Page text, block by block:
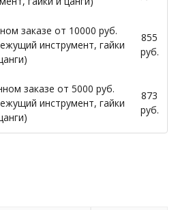
заказе от 10000 руб.
инструмент, гайки
855
руб.
заказе от 5000 руб.
инструмент, гайки
873
руб.